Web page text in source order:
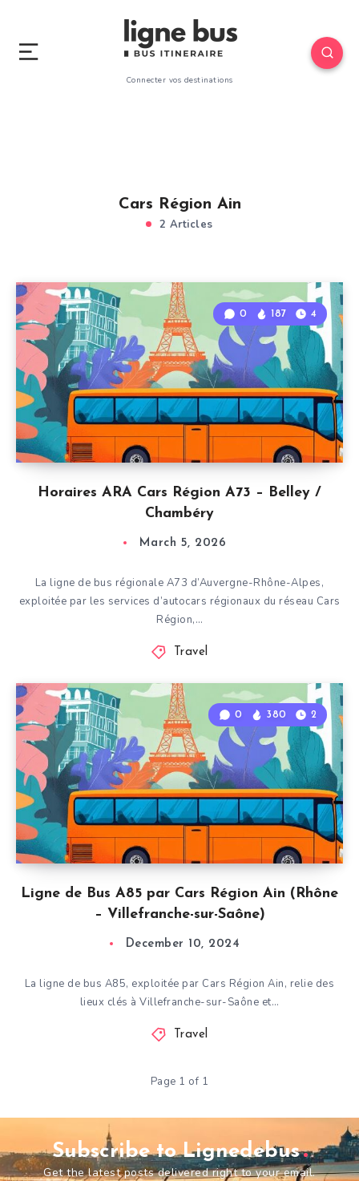
Connecter vos destinations
Cars Région Ain
2 Articles
Horaires ARA Cars Région A73 – Belley /
Chambéry
0 187 4
March 5, 2026
La ligne de bus régionale A73 d’Auvergne-Rhône-Alpes,
exploitée par les services d’autocars régionaux du réseau Cars
Région,…
Travel
Ligne de Bus A85 par Cars Région Ain (Rhône
– Villefranche-sur-Saône)
0 380 2
December 10, 2024
La ligne de bus A85, exploitée par Cars Région Ain, relie des
lieux clés à Villefranche-sur-Saône et…
Travel
Page 1 of 1
Subscribe to Lignedebus
Get the latest posts delivered right to your email.